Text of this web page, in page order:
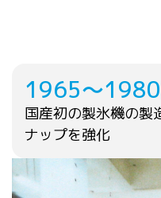
1965～1980
国産初の製氷機の製
ナップを強化